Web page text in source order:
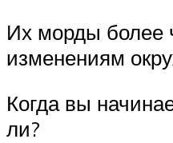
Их морды более
изменениям
Когда вы
ли?